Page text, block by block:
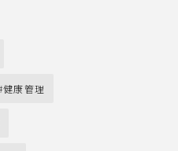
健康管理